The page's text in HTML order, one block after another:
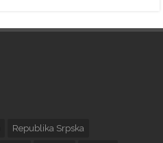
Republika Srpska